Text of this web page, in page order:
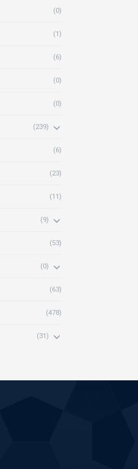
(0)
(1)
(6)
(0)
(0)
(239)
(6)
(23)
(11)
(9)
(53)
(0)
(63)
(478)
(31)